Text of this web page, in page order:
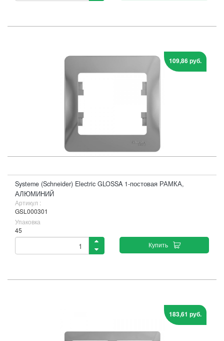
109,86 руб.
Systeme (Schneider) Electric GLOSSA 1-постовая РАМКА,
АЛЮМИНИЙ
Артикул :
GSL000301
Упаковка
45
Купить
183,61 руб.